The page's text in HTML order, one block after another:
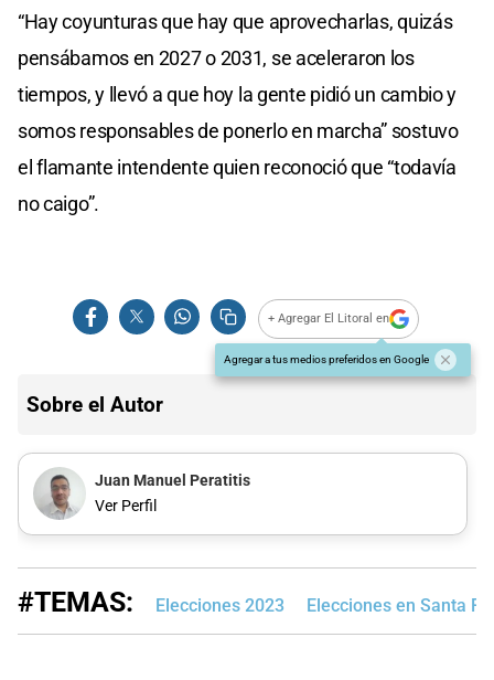
“Hay coyunturas que hay que aprovecharlas, quizás
pensábamos en 2027 o 2031, se aceleraron los
tiempos, y llevó a que hoy la gente pidió un cambio y
somos responsables de ponerlo en marcha” sostuvo
el flamante intendente quien reconoció que “todavía
no caigo”.
+ Agregar El Litoral en
Agregar a tus medios preferidos en Google
Sobre el Autor
Juan Manuel Peratitis
Ver Perfil
#TEMAS: Elecciones 2023 Elecciones en Santa Fe